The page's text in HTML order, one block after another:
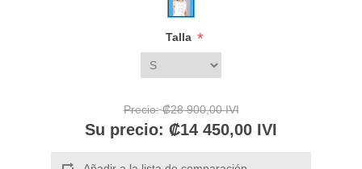
Talla *
Precio: ₡28 900,00 IVI
Su precio: ₡14 450,00 IVI